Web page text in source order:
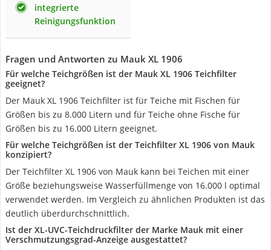
integrierte
Reinigungsfunktion
Fragen und Antworten zu Mauk XL 1906
Für welche Teichgrößen ist der Mauk XL 1906 Teichfilter
geeignet?
Der Mauk XL 1906 Teichfilter ist für Teiche mit Fischen für
Größen bis zu 8.000 Litern und für Teiche ohne Fische für
Größen bis zu 16.000 Litern geeignet.
Für welche Teichgrößen ist der Teichfilter XL 1906 von Mauk
konzipiert?
Der Teichfilter XL 1906 von Mauk kann bei Teichen mit einer
Größe beziehungsweise Wasserfüllmenge von 16.000 l optimal
verwendet werden. Im Vergleich zu ähnlichen Produkten ist das
deutlich überdurchschnittlich.
Ist der XL-UVC-Teichdruckfilter der Marke Mauk mit einer
Verschmutzungsgrad-Anzeige ausgestattet?